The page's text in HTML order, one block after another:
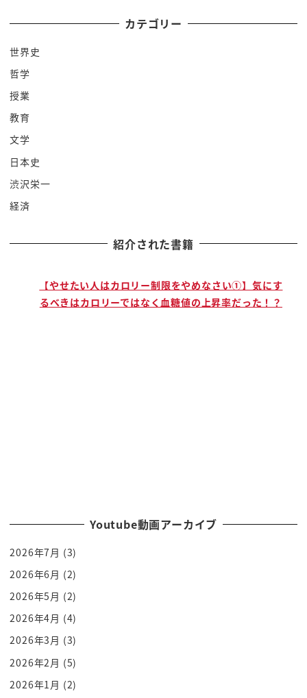
こんなにYouTubeやってるテバ屋
言ったりしてるんで頑張ってるはずなん
ですけどねなかなかでもま似た感じでは
あるかもですねええそっから結婚してと
いうはい結婚してへえじゃあ前半戦終了
っってことでありがとうございましたいや
その雪さんらしいところもありつつなんか
意外なそ上もちょっと見えてきどうですか
さん今ちょっと今までのその流れ聞いてて
ないっておっしゃってたじゃないですかだ
うんうんああシシードなのかななんか友達
の結婚式とか一緒にいたことあったっけ
うーんちょっとね家の感じをこう持ってき
ちゃうわないかなみたいなところ家の感じ
を持ってきちゃうとちょっと変わるんです
かなんかちょっと違うよねうんこんな
こんな饒舌じゃないですし
しそう
でしょぬっとしてるんですよまだ家で喋ん
ないっすよねちゃすっごいぼうとしてます
あやっぱそうですかもう合槌がふはふはほ
とかしか言わないんですよあ文章喋ること
カテゴリー
世界史
哲学
授業
教育
文学
日本史
渋沢栄一
経済
紹介された書籍
【やせたい人はカロリー制限をやめなさい①】気にす
るべきはカロリーではなく血糖値の上昇率だった！？
Youtube動画アーカイブ
2026年7月 (3)
2026年6月 (2)
2026年5月 (2)
2026年4月 (4)
2026年3月 (3)
2026年2月 (5)
2026年1月 (2)